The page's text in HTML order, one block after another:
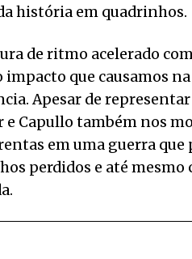
história em quadrinhos.
de ritmo acelerado
impacto que causamos
Apesar de
e Capullo também nos
em uma guerra que
perdidos e até